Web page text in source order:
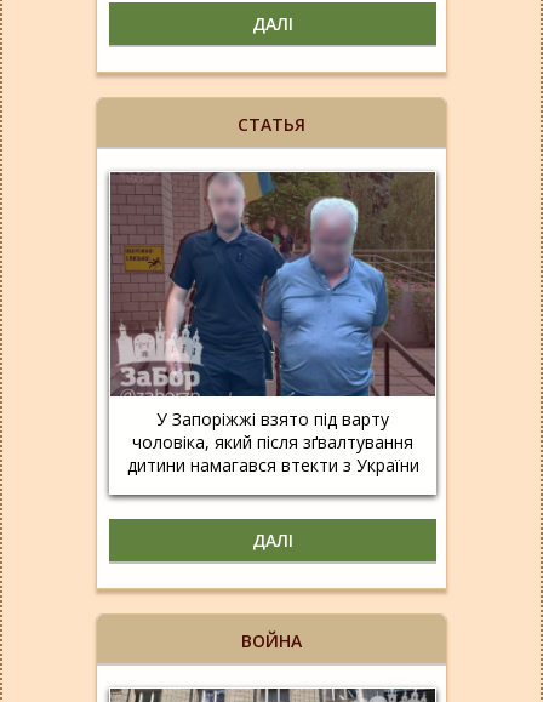
ДАЛІ
СТАТЬЯ
У Запоріжжі взято під варту
чоловіка, який після зґвалтування
дитини намагався втекти з України
ДАЛІ
ВОЙНА